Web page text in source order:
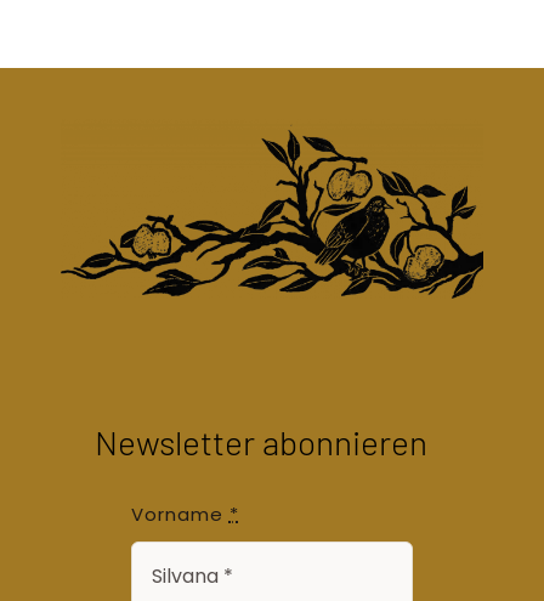
Newsletter abonnieren
Vorname *